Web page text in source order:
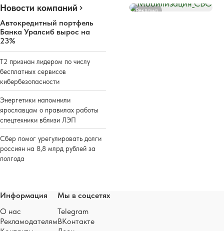
Новости компаний
Автокредитный портфель
Банка Уралсиб вырос на
23%
Т2 признан лидером по числу
бесплатных сервисов
кибербезопасности
Энергетики напомнили
ярославцам о правилах работы
спецтехники вблизи ЛЭП
Сбер помог урегулировать долги
россиян на 8,8 млрд рублей за
полгода
Реклама
Информация
О нас
Рекламодателям
Мы в соцсетях
Telegram
ВКонтакте